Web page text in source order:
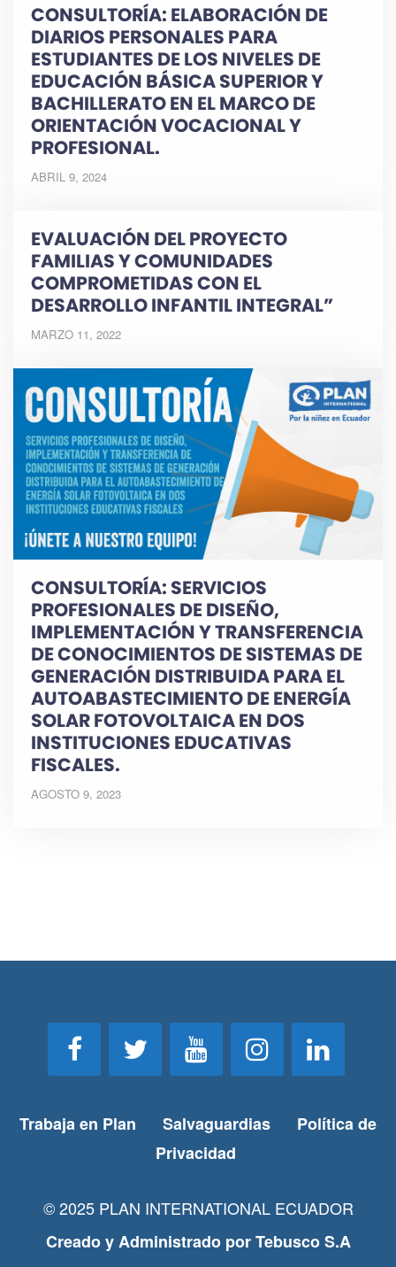
CONSULTORÍA: ELABORACIÓN DE
DIARIOS PERSONALES PARA
ESTUDIANTES DE LOS NIVELES DE
EDUCACIÓN BÁSICA SUPERIOR Y
BACHILLERATO EN EL MARCO DE
ORIENTACIÓN VOCACIONAL Y
PROFESIONAL.
ABRIL 9, 2024
EVALUACIÓN DEL PROYECTO
FAMILIAS Y COMUNIDADES
COMPROMETIDAS CON EL
DESARROLLO INFANTIL INTEGRAL”
MARZO 11, 2022
CONSULTORÍA: SERVICIOS
PROFESIONALES DE DISEÑO,
IMPLEMENTACIÓN Y TRANSFERENCIA
DE CONOCIMIENTOS DE SISTEMAS DE
GENERACIÓN DISTRIBUIDA PARA EL
AUTOABASTECIMIENTO DE ENERGÍA
SOLAR FOTOVOLTAICA EN DOS
INSTITUCIONES EDUCATIVAS
FISCALES.
AGOSTO 9, 2023
Trabaja en Plan Salvaguardias
Política de
Privacidad
© 2025 PLAN INTERNATIONAL ECUADOR
Creado y Administrado porTebusco S.A